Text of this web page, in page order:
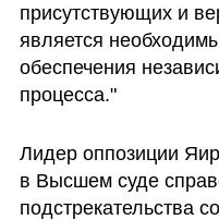
присутствующих и
является
обеспечения
процесса."
Лидер оппозиции
в Высшем суде
подстрекательства